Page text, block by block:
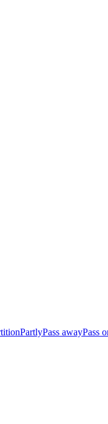
PartlyPass awayPass